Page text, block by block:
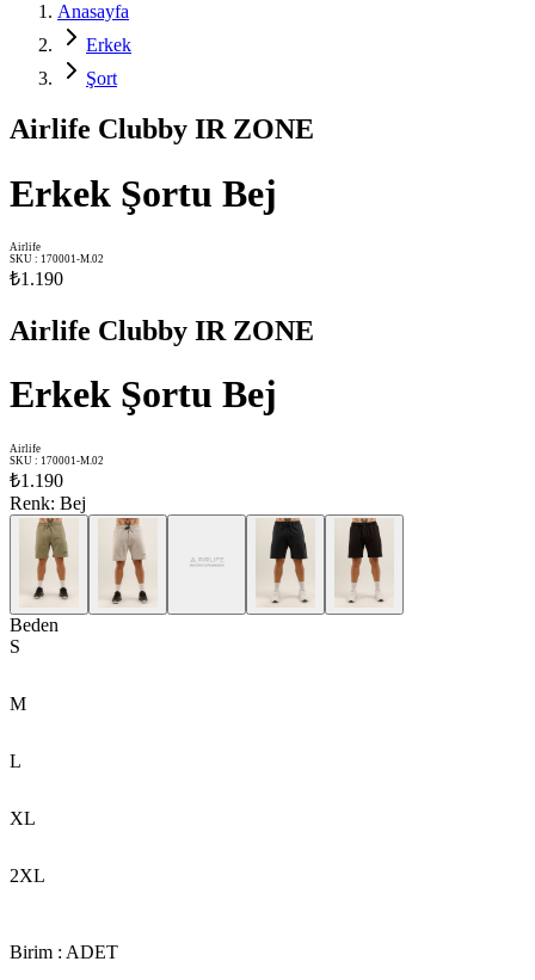
Anasayfa
Erkek
Şort
Airlife Clubby IR ZONE
Erkek Şortu Bej
Airlife
SKU : 170001-M.02
₺1.190
Airlife Clubby IR ZONE
Erkek Şortu Bej
Airlife
SKU : 170001-M.02
₺1.190
Renk: Bej
Beden
S
M
L
XL
2XL
Birim : ADET